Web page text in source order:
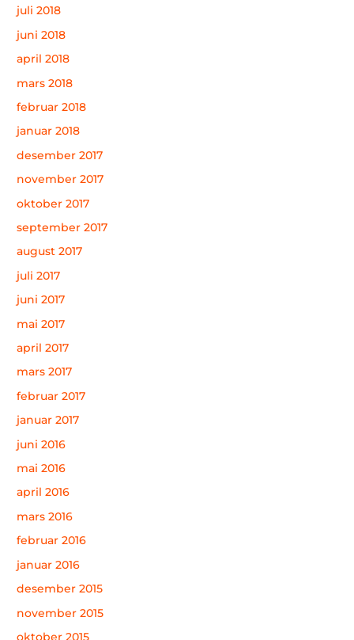
juli 2018
juni 2018
april 2018
mars 2018
februar 2018
januar 2018
desember 2017
november 2017
oktober 2017
september 2017
august 2017
juli 2017
juni 2017
mai 2017
april 2017
mars 2017
februar 2017
januar 2017
juni 2016
mai 2016
april 2016
mars 2016
februar 2016
januar 2016
desember 2015
november 2015
oktober 2015